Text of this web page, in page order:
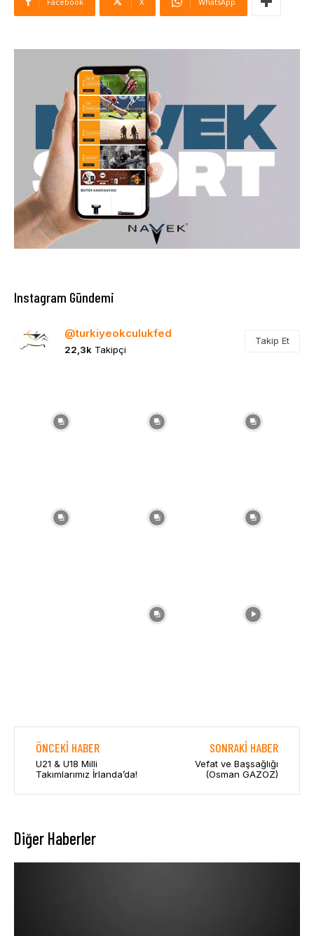
Instagram Gündemi
@turkiyeokculukfed
22,3k Takipçi
Takip Et
ÖNCEKI HABER
U21 & U18 Milli
Takımlarımız İrlanda’da!
SONRAKI HABER
Vefat ve Başsağlığı
(Osman GAZOZ)
Diğer Haberler